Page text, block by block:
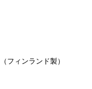
ィンランド製）